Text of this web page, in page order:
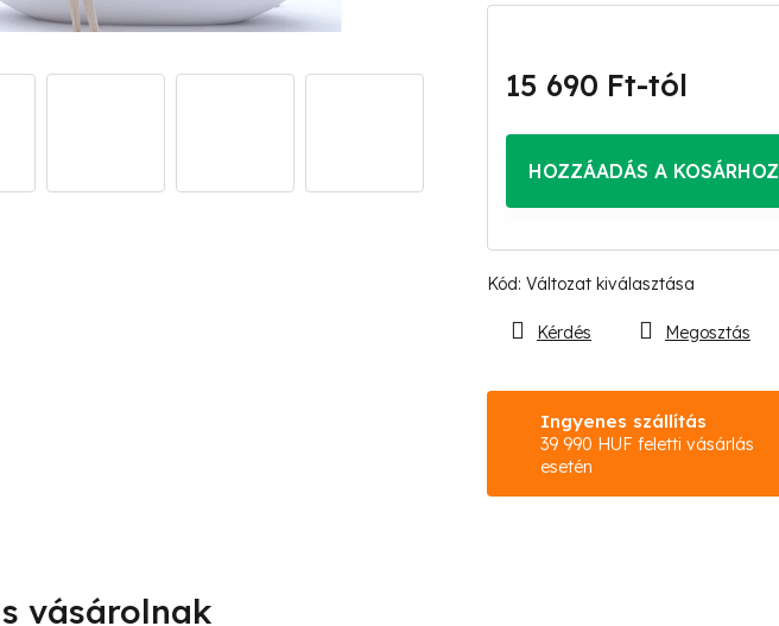
Kód: Változat kiválasztása
15 690 Ft-tól
HOZZÁADÁS A KOSÁRHOZ
Ingyenes szállítás
39 990 HUF feletti vásárlás
esetén
Kérdés Megosztás